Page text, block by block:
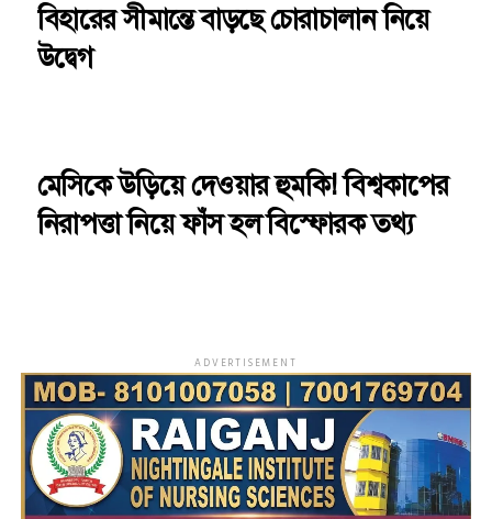
বিহারের সীমান্তে বাড়ছে চোরাচালান নিয়ে
উদ্বেগ
মেসিকে উড়িয়ে দেওয়ার হুমকি! বিশ্বকাপের
নিরাপত্তা নিয়ে ফাঁস হল বিস্ফোরক তথ্য
ADVERTISEMENT